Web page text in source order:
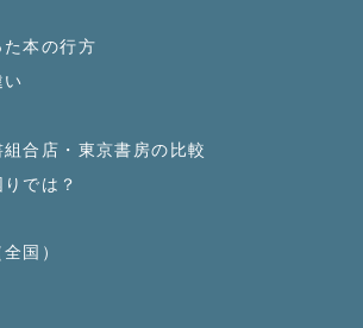
本の行方
合店・東京書房の比較
では？
国）